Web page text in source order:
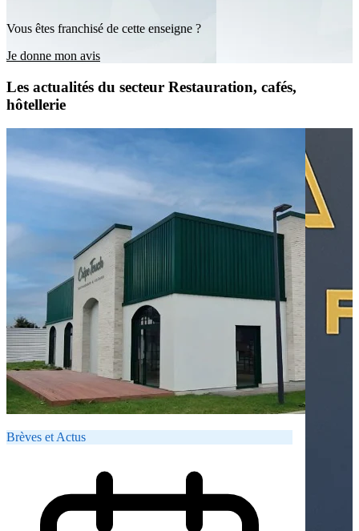
Vous êtes franchisé de cette enseigne ?
Je donne mon avis
Les actualités du secteur Restauration, cafés,
hôtellerie
Brèves et Actus